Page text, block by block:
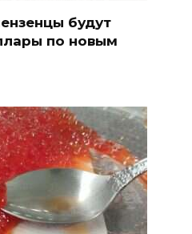
будут
по новым